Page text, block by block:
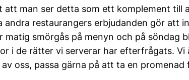
att man ser detta som ett komplement till
andra restaurangers erbjudanden gör att
matig smörgås på menyn och på söndag
i de rätter vi serverar har efterfrågats.
oss, passa gärna på att ta en